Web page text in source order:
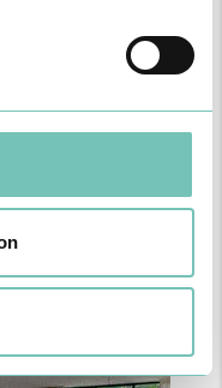
Cirurgia de Estrabismo